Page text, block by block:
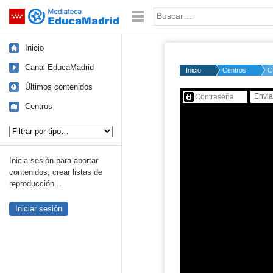
Saltar navegación Palabra o frase:
Inicio
Canal EducaMadrid
Últimos contenidos
Centros
Inicia sesión para aportar
contenidos, crear listas de
reproducción...
Iniciar sesión
Inicio Centros
Contenido protegido…